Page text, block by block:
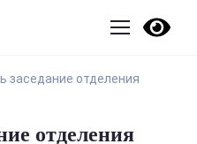
заседание отделения
отделения